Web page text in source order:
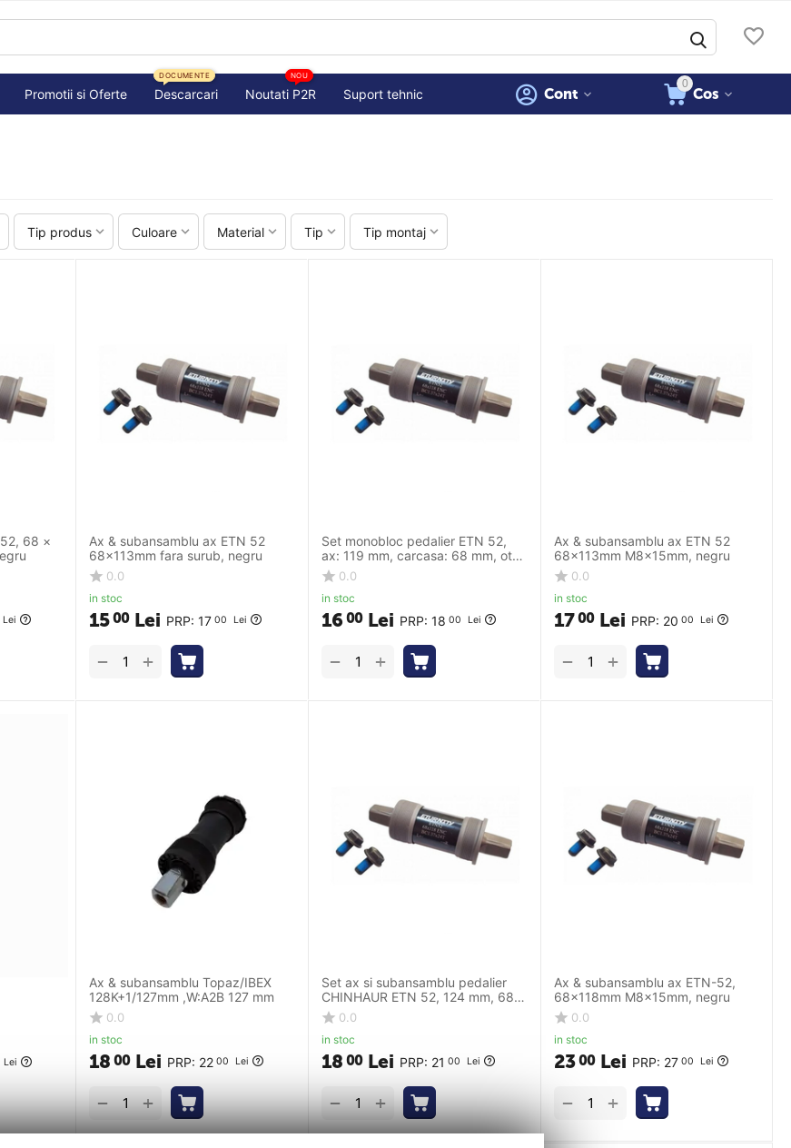
Promotii si Oferte Descarcari
DOCUMENTE
Noutati P2R
NOU
Suport tehnic
0
Cos
Cont
Tip produs Culoare Material Tip Tip montaj
68 ×
Lei
Ax & subansamblu ax ETN 52
68x113mm fara surub, negru
0.0
in stoc
PRP:17 00 Lei
1500 Lei
+
−
Set monobloc pedalier ETN 52,
ax: 119 mm, carcasa: 68 mm, otel,
negru, fara surub
0.0
in stoc
PRP:18 00 Lei
16 00 Lei
+
−
Ax & subansamblu ax ETN 52
68x113mm M8x15mm, negru
0.0
in stoc
PRP: 20 00 Lei
1700 Lei
+
−
Lei
Ax & subansamblu Topaz/IBEX
128K+1/127mm ,W:A2B 127 mm
0.0
in stoc
PRP: 22 00 Lei
18 00 Lei
+
−
Set ax si subansamblu pedalier
CHINHAUR ETN 52, 124 mm, 68
mm, otel, fara surub, negru
0.0
in stoc
PRP: 21 00 Lei
18 00 Lei
+
−
Ax & subansamblu ax ETN-52,
68x118mm M8x15mm, negru
0.0
in stoc
PRP: 27 00 Lei
2300 Lei
+
−